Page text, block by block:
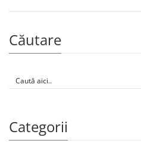
Căutare
Categorii